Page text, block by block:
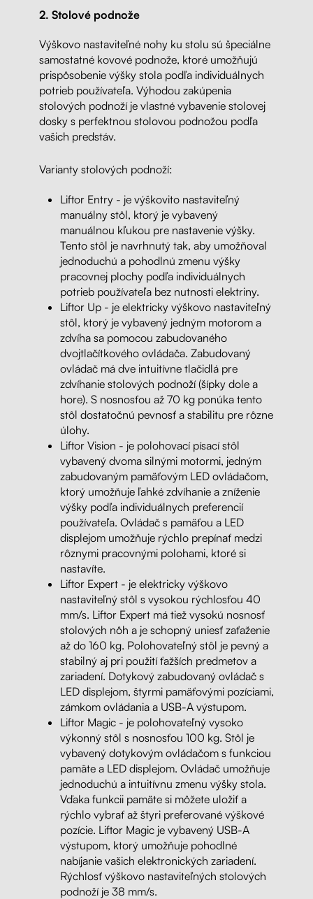
2. Stolové podnože
Výškovo nastaviteľné nohy ku stolu sú špeciálne
samostatné kovové podnože, ktoré umožňujú
prispôsobenie výšky stola podľa individuálnych
potrieb používateľa. Výhodou zakúpenia
stolových podnoží je vlastné vybavenie stolovej
dosky s perfektnou stolovou podnožou podľa
vašich predstáv.
Varianty stolových podnoží:
Liftor Entry - je výškovito nastaviteľný
manuálny stôl, ktorý je vybavený
manuálnou kľukou pre nastavenie výšky.
Tento stôl je navrhnutý tak, aby umožňoval
jednoduchú a pohodlnú zmenu výšky
pracovnej plochy podľa individuálnych
potrieb používateľa bez nutnosti elektriny.
Liftor Up - je elektricky výškovo nastaviteľný
stôl, ktorý je vybavený jedným motorom a
zdvíha sa pomocou zabudovaného
dvojtlačítkového ovládača. Zabudovaný
ovládač má dve intuitívne tlačidlá pre
zdvíhanie stolových podnoží (šípky dole a
hore). S nosnosťou až 70 kg ponúka tento
stôl dostatočnú pevnosť a stabilitu pre rôzne
úlohy.
Liftor Vision - je polohovací písací stôl
vybavený dvoma silnými motormi, jedným
zabudovaným pamäťovým LED ovládačom,
ktorý umožňuje ľahké zdvíhanie a zníženie
výšky podľa individuálnych preferencií
používateľa. Ovládač s pamäťou a LED
displejom umožňuje rýchlo prepínať medzi
rôznymi pracovnými polohami, ktoré si
nastavíte.
Liftor Expert - je elektricky výškovo
nastaviteľný stôl s vysokou rýchlosťou 40
mm/s. Liftor Expert má tiež vysokú nosnosť
stolových nôh a je schopný uniesť zaťaženie
až do 160 kg. Polohovateľný stôl je pevný a
stabilný aj pri použití ťažších predmetov a
zariadení. Dotykový zabudovaný ovládač s
LED displejom, štyrmi pamäťovými pozíciami,
zámkom ovládania a USB-A výstupom.
Liftor Magic - je polohovateľný vysoko
výkonný stôl s nosnosťou 100 kg. Stôl je
vybavený dotykovým ovládačom s funkciou
pamäte a LED displejom. Ovládač umožňuje
jednoduchú a intuitívnu zmenu výšky stola.
Vďaka funkcii pamäte si môžete uložiť a
rýchlo vybrať až štyri preferované výškové
pozície. Liftor Magic je vybavený USB-A
výstupom, ktorý umožňuje pohodlné
nabíjanie vašich elektronických zariadení.
Rýchlosť výškovo nastaviteľných stolových
podnoží je 38 mm/s.